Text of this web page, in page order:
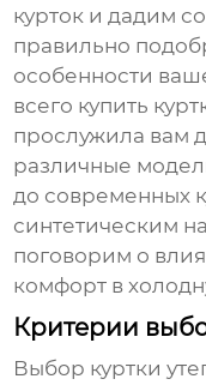
курток и дадим
правильно
особенности
всего купить
прослужила вам
различные
до современных
синтетическим
поговорим о
комфорт в
Критерии
Выбор куртки